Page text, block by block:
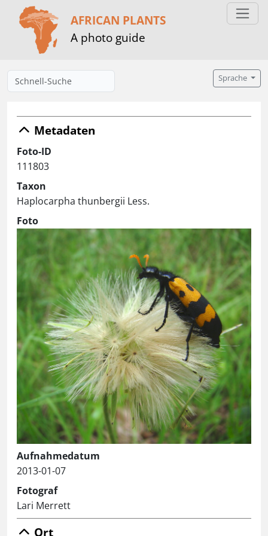
AFRICAN PLANTS
A photo guide
Sprache
Metadaten
Foto-ID
111803
Taxon
Haplocarpha thunbergii Less.
Foto
Aufnahmedatum
2013-01-07
Fotograf
Lari Merrett
Ort